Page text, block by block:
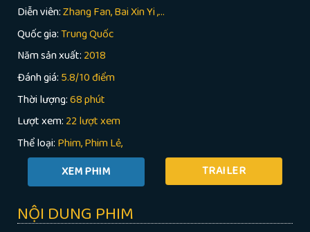
Diễn viên:Zhang Fan, Bai Xin Yi ,...
Quốc gia:Trung Quốc
Năm sản xuất: 2018
Đánh giá: 5.8/10 điểm
Thời lượng:68 phút
Lượt xem: 22 lượt xem
Thể loại: Phim Phim Lẻ
TRAILER
NỘI DUNG PHIM